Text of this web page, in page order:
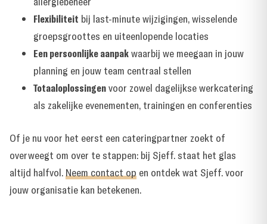
Flexibiliteit bij last-minute wijzigingen, wisselende
groepsgroottes en uiteenlopende locaties
Een persoonlijke aanpakwaarbij we meegaan in jouw
planning en jouw team centraal stellen
Totaaloplossingenvoor zowel dagelijkse werkcatering
als zakelijke evenementen, trainingen en conferenties
Of je nu voor het eerst een cateringpartner zoekt of
overweegt om over te stappen: bij Sjeff.staat het glas
altijd halfvol.Neem contact op en ontdek wat Sjeff. voor
jouw organisatie kan betekenen.